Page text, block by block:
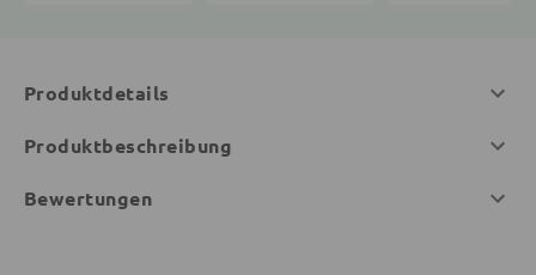
Produktdetails
Produktbeschreibung
Bewertungen